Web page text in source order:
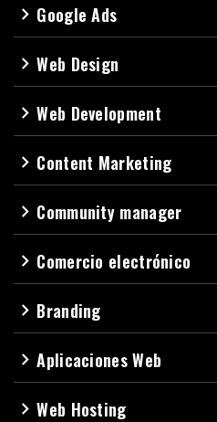
navigate_next Google Ads
navigate_nextWeb Design
navigate_nextWeb Development
navigate_next Content Marketing
navigate_next Community manager
navigate_next Comercio electrónico
navigate_next Branding
navigate_nextAplicaciones Web
navigate_nextWeb Hosting